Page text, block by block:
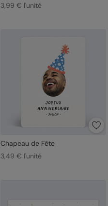
3,99 € l'unité
Chapeau de Fête
3,49 € l'unité